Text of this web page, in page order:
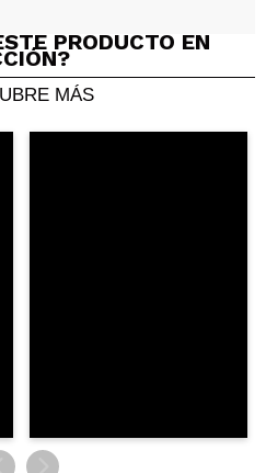
vídeo o una foto
PRODUCTO EN
MÁS